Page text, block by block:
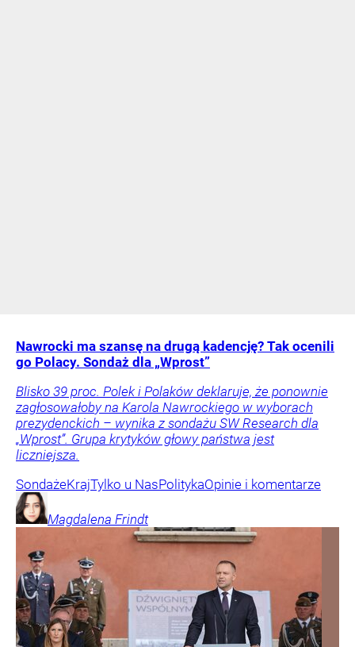
Nawrocki ma szansę na drugą kadencję? Tak ocenili
go Polacy. Sondaż dla „Wprost”
Blisko 39 proc. Polek i Polaków deklaruje, że ponownie
zagłosowałoby na Karola Nawrockiego w wyborach
prezydenckich – wynika z sondażu SW Research dla
„Wprost”. Grupa krytyków głowy państwa jest
liczniejsza.
SondażeKrajTylko u NasPolitykaOpinie i komentarze
Magdalena Frindt